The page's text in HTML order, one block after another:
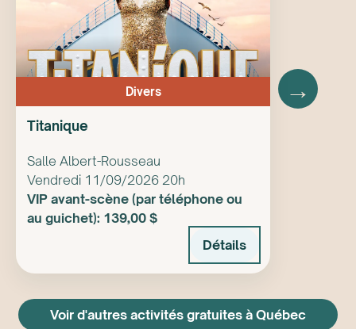
Divers
Titanique
Salle Albert-Rousseau
Vendredi 11/09/2026 20h
VIP avant-scène (par téléphone ou
au guichet): 139,00 $
Détails
→
Voir d'autres activités gratuites à Québec